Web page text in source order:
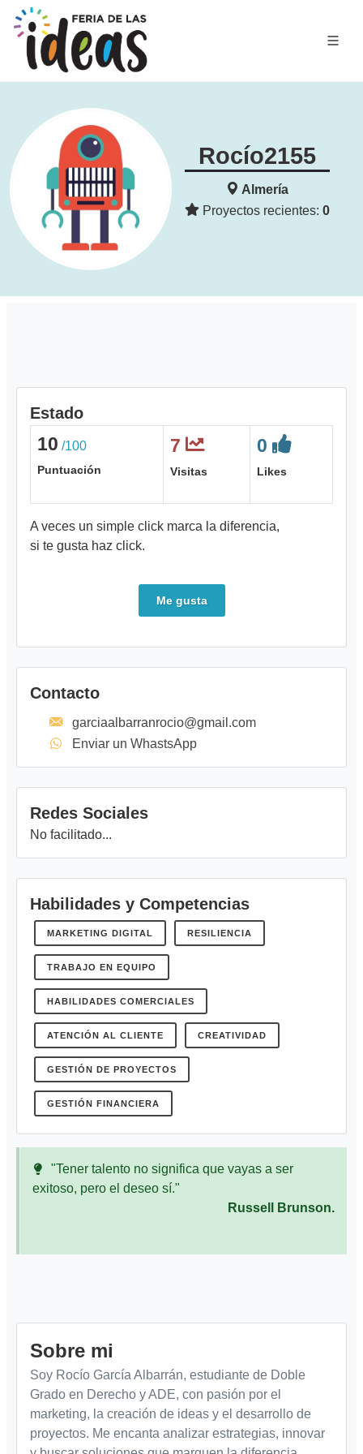
Rocío2155
Almería
Proyectos recientes: 0
Estado
10 /100
Puntuación
7
Visitas
0
Likes
A veces un simple click marca la diferencia,
si te gusta haz click.
Me gusta
Contacto
garciaalbarranrocio@gmail.com
Enviar un WhastsApp
Redes Sociales
No facilitado...
Habilidades y Competencias
MARKETING DIGITAL RESILIENCIA
TRABAJO EN EQUIPO
HABILIDADES COMERCIALES
ATENCIÓN AL CLIENTE CREATIVIDAD
GESTIÓN DE PROYECTOS
GESTIÓN FINANCIERA
"Tener talento no significa que vayas a ser
exitoso, pero el deseo sí."
Russell Brunson.
Sobre mi
Soy Rocío García Albarrán, estudiante de Doble
Grado en Derecho y ADE, con pasión por el
marketing, la creación de ideas y el desarrollo de
proyectos. Me encanta analizar estrategias, innovar